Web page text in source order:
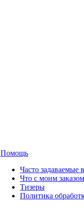
Помощь
Часто задаваемые
Что с моим заказом
Тизеры
Политика